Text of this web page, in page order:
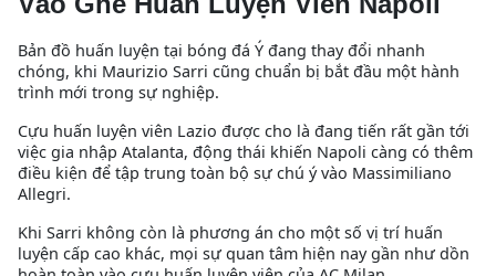
Bản đồ huấn luyện tại bóng đá Ý đang thay đổi nhanh
chóng, khi Maurizio Sarri cũng chuẩn bị bắt đầu một hành
trình mới trong sự nghiệp.
Cựu huấn luyện viên Lazio được cho là đang tiến rất gần tới
việc gia nhập Atalanta, động thái khiến Napoli càng có thêm
điều kiện để tập trung toàn bộ sự chú ý vào Massimiliano
Allegri.
Khi Sarri không còn là phương án cho một số vị trí huấn
luyện cấp cao khác, mọi sự quan tâm hiện nay gần như dồn